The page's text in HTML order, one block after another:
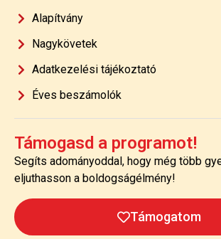
Alapítvány
Nagykövetek
Adatkezelési tájékoztató
Éves beszámolók
Támogasd a programot!
Segíts adományoddal, hogy még több
eljuthasson a boldogságélmény!
Támogatom